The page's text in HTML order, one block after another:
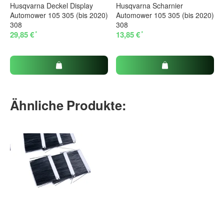
Husqvarna Deckel Display
Automower 105 305 (bis 2020)
308
29,85 €*
Husqvarna Scharnier
Automower 105 305 (bis 2020)
308
13,85 €*
Ähnliche Produkte: